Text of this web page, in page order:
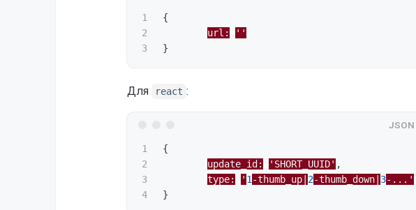
1
2
{
url:
''
}
Для react :
1
2
3
{
update_id:
'SHORT_UUID' ,
type:
' 1 -thumb_up| 2-thumb_down| 3-...'
}